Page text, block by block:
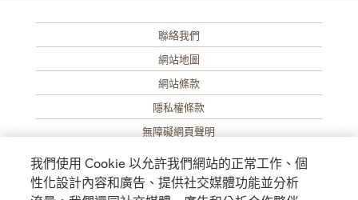
SUB FOOTER MENU
聯絡我們
網站地圖
網站條款
隱私權條款
無障礙網頁聲明
碳效率
© 2018 Nestlé 雀巢
我們使用 Cookie 以允許我們網站的正常工作、個
性化設計內容和廣告、提供社交媒體功能並分析